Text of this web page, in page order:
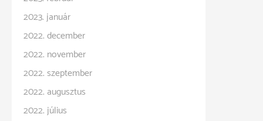
2023. január
2022. december
2022. november
2022. szeptember
2022. augusztus
2022. július